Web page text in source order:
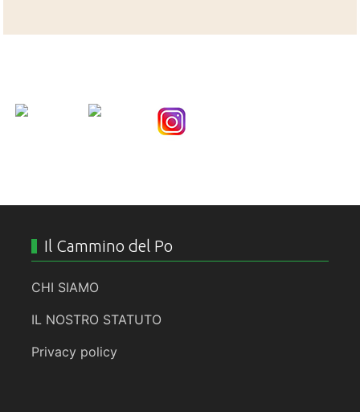
Il Cammino del Po
CHI SIAMO
IL NOSTRO STATUTO
Privacy policy